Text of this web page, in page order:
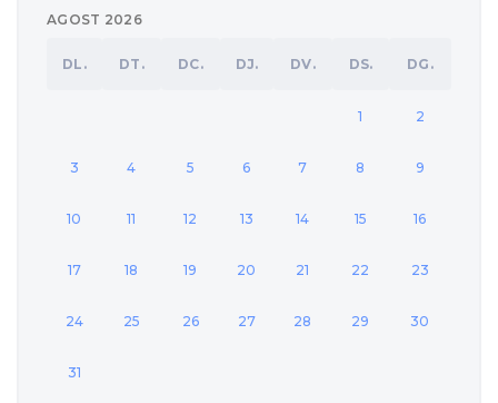
AGOST 2026
DL. DT. DC. DJ. DV. DS. DG.
1 2
3 4 5 6 7 8 9
10 11 12 13 14 15 16
17 18 19 20 21 22 23
24 25 26 27 28 29 30
31